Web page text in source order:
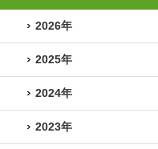
2026年
2025年
2024年
2023年